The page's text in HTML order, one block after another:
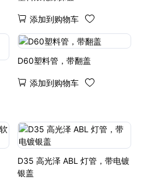
添加到购物车
D60塑料管，带翻盖
添加到购物车
D35 高光泽 ABL 灯管，带电镀
银盖